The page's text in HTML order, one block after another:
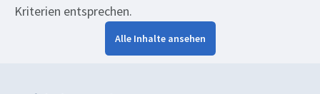
Kriterien entsprechen.
Alle Inhalte ansehen